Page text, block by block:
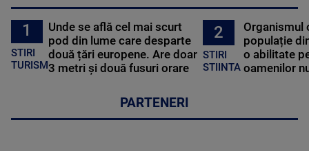
1
STIRI
TURISM
Unde se află cel mai scurt
pod din lume care desparte
două țări europene. Are doar
3 metri și două fusuri orare
2
STIRI
STIINTA
Organismul
populație
o abilitate
oamenilor
PARTENERI